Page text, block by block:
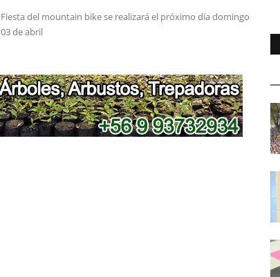
Fiesta del mountain bike se realizará el próximo día domingo
03 de abril